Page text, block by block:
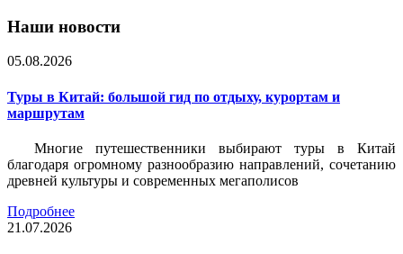
Наши новости
05.08.2026
Туры в Китай: большой гид по отдыху, курортам и
маршрутам
Многие путешественники выбирают туры в Китай
благодаря огромному разнообразию направлений, сочетанию
древней культуры и современных мегаполисов
Подробнее
21.07.2026